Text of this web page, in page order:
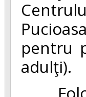
pentru
adulţi).